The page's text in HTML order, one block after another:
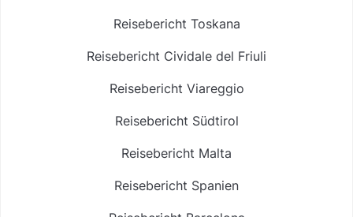
Reisebericht Toskana
Reisebericht Cividale del Friuli
Reisebericht Viareggio
Reisebericht Südtirol
Reisebericht Malta
Reisebericht Spanien